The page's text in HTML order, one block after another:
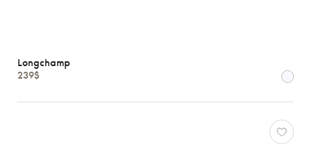
Longchamp
239$